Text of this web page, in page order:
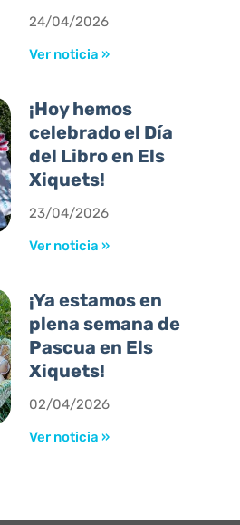
24/04/2026
Ver noticia »
¡Hoy hemos
celebrado el Día
del Libro en Els
Xiquets!
23/04/2026
Ver noticia »
¡Ya estamos en
plena semana de
Pascua en Els
Xiquets!
02/04/2026
Ver noticia »